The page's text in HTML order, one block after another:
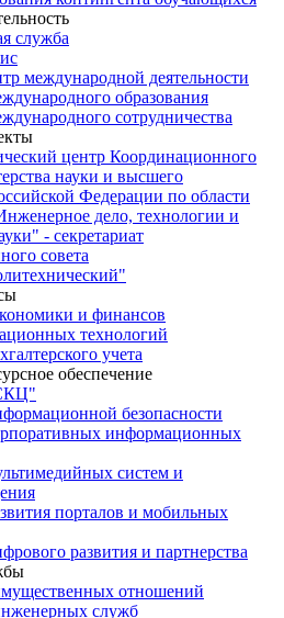
служба
международной деятельности
образования
сотрудничества
центр Координационного
науки и высшего
Федерации по области
дело, технологии и
- секретариат
совета
и финансов
технологий
учета
обеспечение
безопасности
информационных
систем и
порталов и мобильных
развития и партнерства
отношений
служб